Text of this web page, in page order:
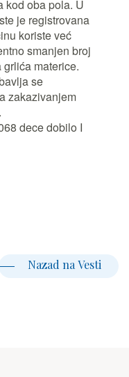
kod oba pola. U
je registrovana
koriste već
smanjen broj
materice.
se
zakazivanjem
dece dobilo I
Nazad na Vesti